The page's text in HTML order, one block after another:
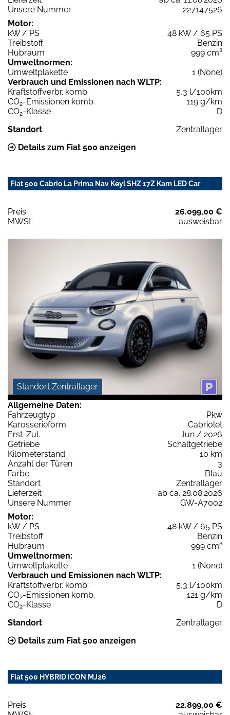
Unsere Nummer
227147526
Motor:
kW / PS
48 kW / 65 PS
Treibstoff
Benzin
Hubraum
999 cm³
Umweltnormen:
Umweltplakette
1 (None)
Verbrauch und Emissionen nach WLTP:
Kraftstoffverbr. komb.
5,3 l/100km
CO2-Emissionen komb.
119 g/km
CO2-Klasse
D
Standort
Zentrallager
Details zum Fiat 500 anzeigen
Fiat 500 Cabrio La Prima Nav Keyl SHZ 17Z Kam LED Car
Preis:
26.099,00 €
MWSt:
ausweisbar
Standort Zentrallager
Allgemeine Daten:
Fahrzeugtyp
Pkw
Karosserieform
Cabriolet
Erst-Zul.
Jun / 2026
Getriebe
Schaltgetriebe
Kilometerstand
10 km
Anzahl der Türen
3
Farbe
Blau
Standort
Zentrallager
Lieferzeit
ab ca. 28.08.2026
Unsere Nummer
GW-A7002
Motor:
kW / PS
48 kW / 65 PS
Treibstoff
Benzin
Hubraum
999 cm³
Umweltnormen:
Umweltplakette
1 (None)
Verbrauch und Emissionen nach WLTP:
Kraftstoffverbr. komb.
5,3 l/100km
CO2-Emissionen komb.
121 g/km
CO2-Klasse
D
Standort
Zentrallager
Details zum Fiat 500 anzeigen
Fiat 500 HYBRID ICON MJ26
Preis:
22.899,00 €